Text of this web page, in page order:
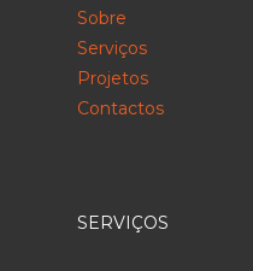
Sobre
Serviços
Projetos
Contactos
SERVIÇOS